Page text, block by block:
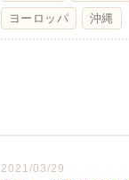
ヨーロッパ 沖縄
2021/03/29